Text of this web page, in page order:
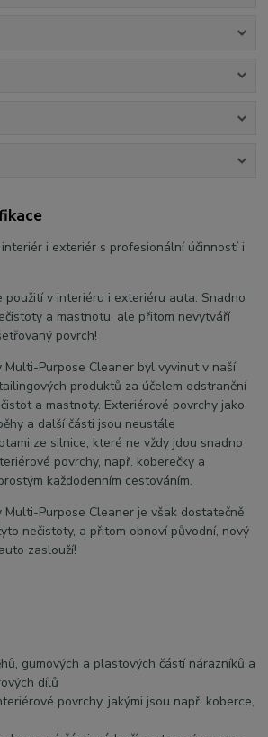
i exteriér s profesionální účinností i
použití v interiéru i exteriéru auta. Snadno
a mastnotu, ale přitom nevytváří
povrch!
Multi-Purpose Cleaner byl vyvinut v naší
produktů za účelem odstranění
a mastnoty. Exteriérové povrchy jako
a další části jsou neustále
ze silnice, které ne vždy jdou snadno
povrchy, např. koberečky a
každodenním cestováním.
Multi-Purpose Cleaner je však dostatečně
nečistoty, a přitom obnoví původní, nový
zaslouží!
gumových a plastových částí nárazníků a
dílů
povrchy, jakými jsou např. koberce,